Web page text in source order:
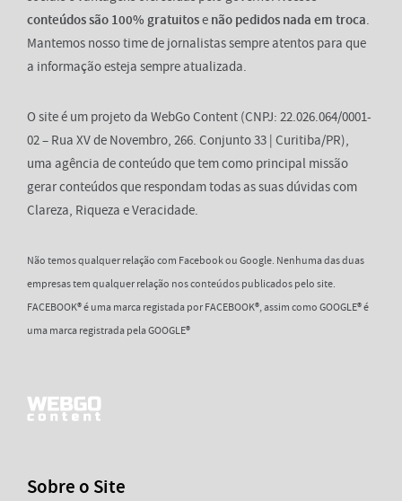
conteúdos são 100% gratuitose não pedidos nada em troca.
Mantemos nosso time de jornalistas sempre atentos para que
a informação esteja sempre atualizada.
O site é um projeto da WebGo Content (CNPJ: 22.026.064/0001-
02 – Rua XV de Novembro, 266. Conjunto 33 | Curitiba/PR),
uma agência de conteúdo que tem como principal missão
gerar conteúdos que respondam todas as suas dúvidas com
Clareza, Riqueza e Veracidade.
Não temos qualquer relação com Facebook ou Google. Nenhuma das duas
empresas tem qualquer relação nos conteúdos publicados pelo site.
FACEBOOK® é uma marca registada por FACEBOOK®, assim como GOOGLE® é
uma marca registrada pela GOOGLE®
Sobre o Site